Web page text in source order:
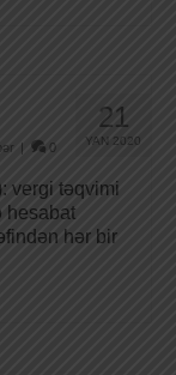
21
YAN 2020
| 0
vergi təqvimi
hesabat
hər bir